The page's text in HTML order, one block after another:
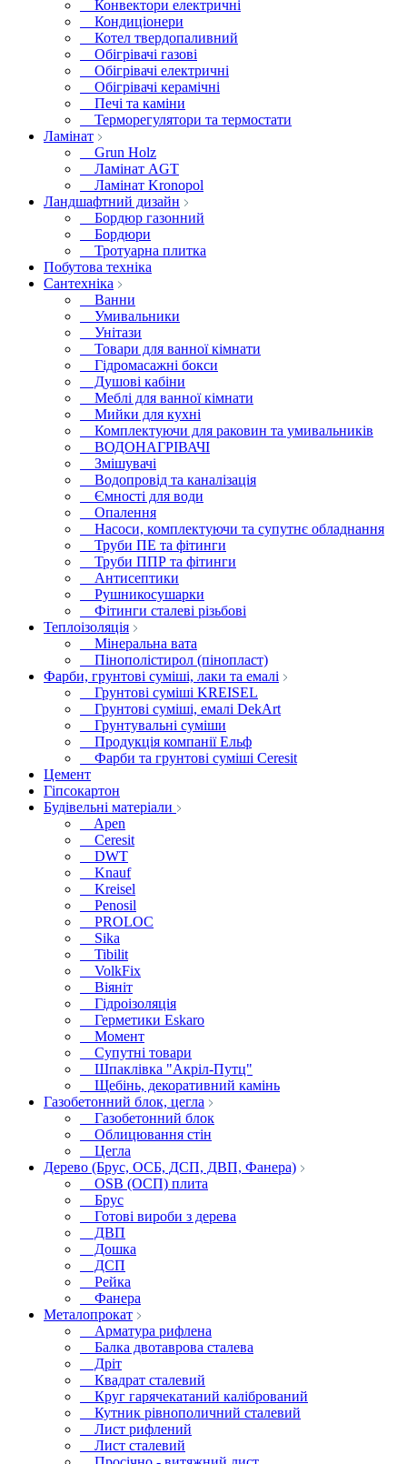
Конвектори електричні
Кондиціонери
Котел твердопаливний
Обігрівачі газові
Обігрівачі електричні
Обігрівачі керамічні
Печі та каміни
Терморегулятори та термостати
Ламінат
Grun Holz
Ламінат AGT
Ламінат Kronopol
Ландшафтний дизайн
Бордюр газонний
Бордюри
Тротуарна плитка
Побутова техніка
Сантехніка
Ванни
Умивальники
Унітази
Товари для ванної кімнати
Гідромасажні бокси
Душові кабіни
Меблі для ванної кімнати
Мийки для кухні
Комплектуючи для раковин та умивальників
ВОДОНАГРІВАЧІ
Змішувачі
Водопровід та каналізація
Ємності для води
Опалення
Насоси, комплектуючи та супутнє обладнання
Труби ПЕ та фітинги
Труби ППР та фітинги
Антисептики
Рушникосушарки
Фітинги сталеві різьбові
Теплоізоляція
Мінеральна вата
Пінополістирол (пінопласт)
Фарби, грунтові суміші, лаки та емалі
Грунтові суміші KREISEL
Грунтові суміші, емалі DekArt
Грунтувальні суміши
Продукція компанії Ельф
Фарби та грунтові суміші Ceresit
Цемент
Гіпсокартон
Будівельні матеріали
Apen
Ceresit
DWT
Knauf
Kreisel
Penosil
PROLOC
Sika
Tibilit
VolkFix
Віяніт
Гідроізоляція
Герметики Eskaro
Момент
Супутні товари
Шпаклівка "Акріл-Путц"
Щебінь, декоративний камінь
Газобетонний блок, цегла
Газобетонний блок
Облицювання стін
Цегла
Дерево (Брус, ОСБ, ДСП, ДВП, Фанера)
OSB (ОСП) плита
Брус
Готові вироби з дерева
ДВП
Дошка
ДСП
Рейка
Фанера
Металопрокат
Арматура рифлена
Балка двотаврова сталева
Дріт
Квадрат сталевий
Круг гарячекатаний калібрований
Кутник рівнополичний сталевий
Лист рифлений
Лист сталевий